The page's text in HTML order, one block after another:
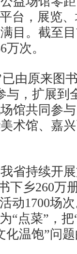
平台，展览
目。截至
次。
由原来图
与，扩展到
馆共同参
术馆、嘉
持续开展
下乡260万
动1700场
“点菜”，
化温饱”问